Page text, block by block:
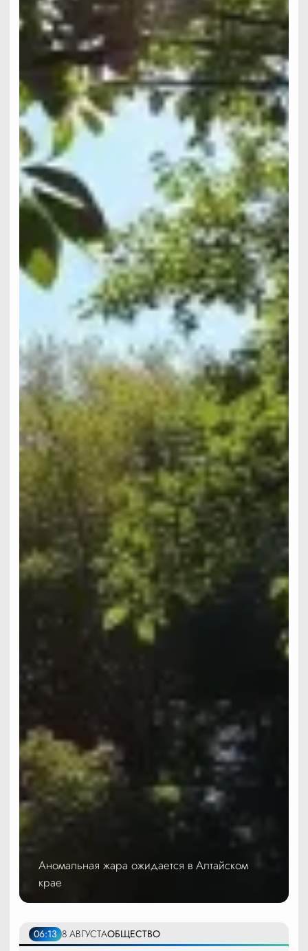
Аномальная жара ожидается в Алтайском
крае
06:13 8 АВГУСТАОБЩЕСТВО